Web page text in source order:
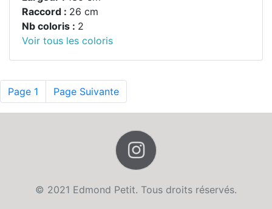
Raccord : 26 cm
Nb coloris : 2
Voir tous les coloris
Page 1 Page Suivante
© 2021 Edmond Petit. Tous droits réservés.